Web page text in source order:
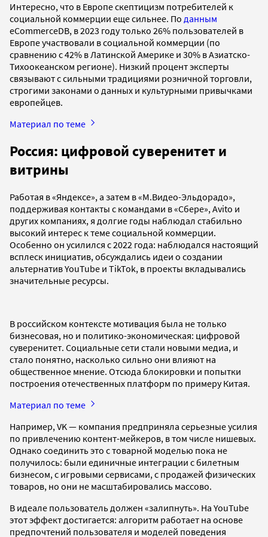
Интересно, что в Европе скептицизм потребителей к
социальной коммерции еще сильнее. По данным
eCommerceDB, в 2023 году только 26% пользователей в
Европе участвовали в социальной коммерции (по
сравнению с 42% в Латинской Америке и 30% в Азиатско-
Тихоокеанском регионе). Низкий процент эксперты
связывают с сильными традициями розничной торговли,
строгими законами о данных и культурными привычками
европейцев.
Материал по теме
Россия: цифровой суверенитет и
витрины
Работая в «Яндексе», а затем в «М.Видео-Эльдорадо»,
поддерживая контакты с командами в «Сбере», Avito и
других компаниях, я долгие годы наблюдал стабильно
высокий интерес к теме социальной коммерции.
Особенно он усилился с 2022 года: наблюдался настоящий
всплеск инициатив, обсуждались идеи о создании
альтернатив YouTube и TikTok, в проекты вкладывались
значительные ресурсы.
В российском контексте мотивация была не только
бизнесовая, но и политико-экономическая: цифровой
суверенитет. Социальные сети стали новыми медиа, и
стало понятно, насколько сильно они влияют на
общественное мнение. Отсюда блокировки и попытки
построения отечественных платформ по примеру Китая.
Материал по теме
Например, VK — компания предприняла серьезные усилия
по привлечению контент-мейкеров, в том числе нишевых.
Однако соединить это с товарной моделью пока не
получилось: были единичные интеграции с билетным
бизнесом, с игровыми сервисами, с продажей физических
товаров, но они не масштабировались массово.
В идеале пользователь должен «залипнуть». На YouTube
этот эффект достигается: алгоритм работает на основе
предпочтений пользователя и моделей поведения